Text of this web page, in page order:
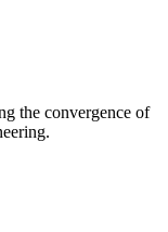
the convergence of